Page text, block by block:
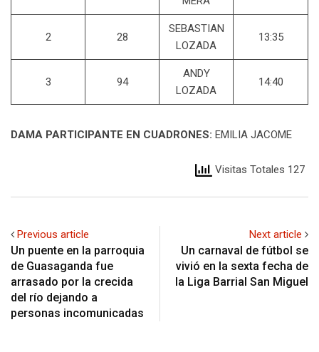
2 28
SEBASTIAN
LOZADA
13:35
3 94
ANDY
LOZADA
14:40
DAMA PARTICIPANTE EN CUADRONES: EMILIA JACOME
Visitas Totales 127
Previous article
Un puente en la parroquia
de Guasaganda fue
arrasado por la crecida
del río dejando a
personas incomunicadas
Next article
Un carnaval de fútbol se
vivió en la sexta fecha de
la Liga Barrial San Miguel